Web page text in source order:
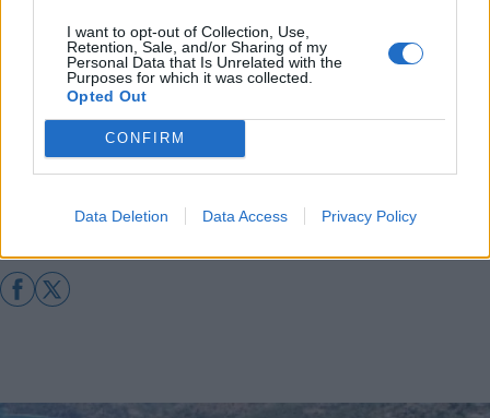
I want to opt-out of Collection, Use,
Retention, Sale, and/or Sharing of my
Personal Data that Is Unrelated with the
Purposes for which it was collected.
Opted Out
CONFIRM
Data Deletion Data Access Privacy Policy
συνεδριάζει το Περιφερειακό Συμβούλιο
Πελοποννήσου
Διάβασε περισσότερα
Πελοπόννησος Αυτοδιοίκηση Πολιτική